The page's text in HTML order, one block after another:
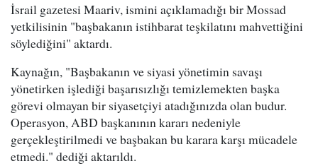
İsrail gazetesi Maariv, ismini açıklamadığı bir Mossad
yetkilisinin "başbakanın istihbarat teşkilatını mahvettiğini
söylediğini" aktardı.
Kaynağın, "Başbakanın ve siyasi yönetimin savaşı
yönetirken işlediği başarısızlığı temizlemekten başka
görevi olmayan bir siyasetçiyi atadığınızda olan budur.
Operasyon, ABD başkanının kararı nedeniyle
gerçekleştirilmedi ve başbakan bu karara karşı mücadele
etmedi." dediği aktarıldı.